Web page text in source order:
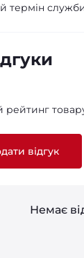
термін
рейтинг
відгук
Немає